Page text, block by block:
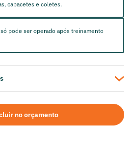
capacetes e coletes.
pode ser operado após treinamento
Diesel S 125
no orçamento